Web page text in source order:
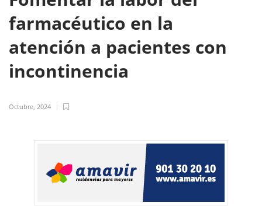
farmacéutico en la
atención a pacientes con
incontinencia
Octubre, 2024